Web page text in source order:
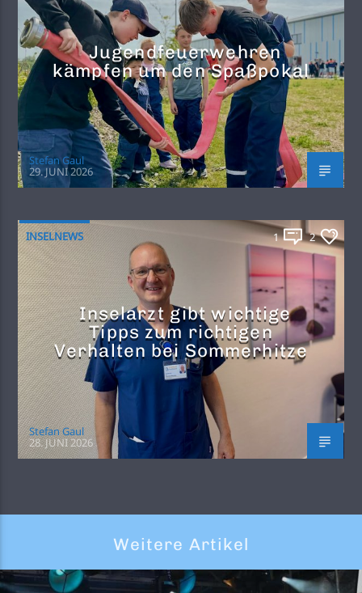
Jugendfeuerwehren
kämpfen um den Spaßpokal
Stefan Gaul
29. JUNI 2026
INSELNEWS 1 2
Inselarzt gibt wichtige
Tipps zum richtigen
Verhalten bei Sommerhitze
Stefan Gaul
28. JUNI 2026
Weitere Artikel